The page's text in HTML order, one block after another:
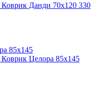
Коврик Данди 70х120 330
Коврик Целора 85х145